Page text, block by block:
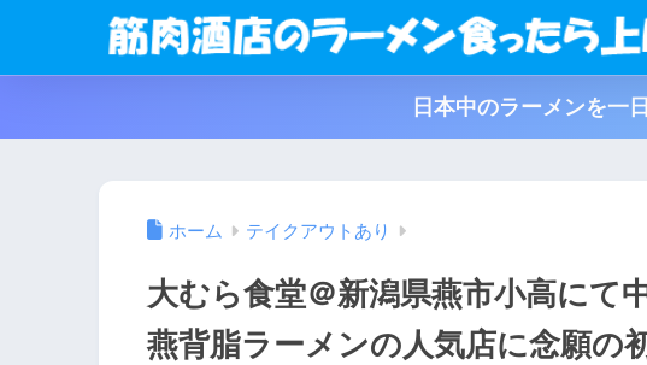
日本中のラーメンを一
ホーム テイクアウトあり
大むら食堂＠新潟県燕市小高にて
燕背脂ラーメンの人気店に念願の